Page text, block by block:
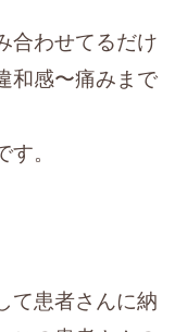
合わせてるだけ
和感〜痛みまで
。
て患者さんに納